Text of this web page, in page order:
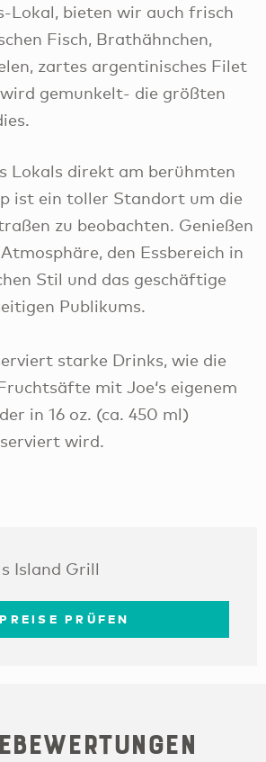
Lokal, bieten wir auch frisch
Fisch, Brathähnchen,
zartes argentinisches Filet
gemunkelt- die größten
Lokals direkt am berühmten
ist ein toller Standort um die
zu beobachten. Genießen
den Essbereich in
Stil und das geschäftige
Publikums.
starke Drinks, wie die
mit Joe‘s eigenem
in 16 oz. (ca. 450 ml)
wird.
Island Grill
PREISE PRÜFEN